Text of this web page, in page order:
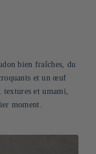
bien fraîches, du
et un œuf
et umami,
moment.